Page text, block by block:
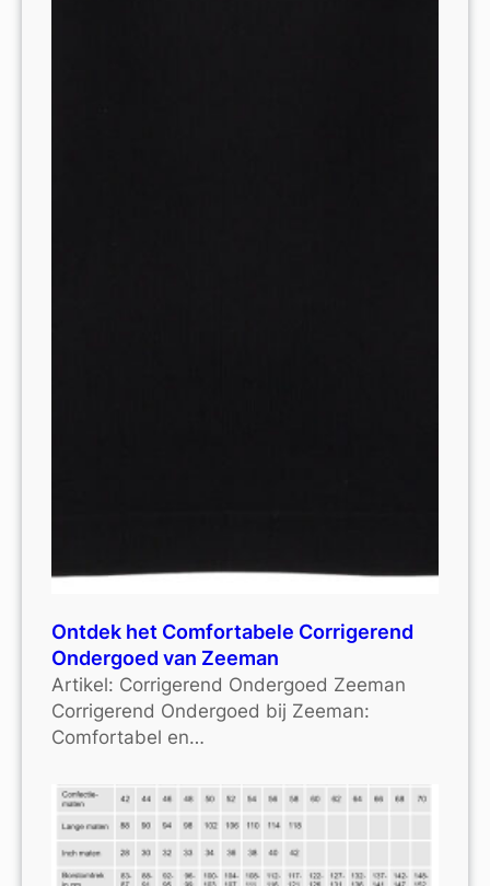
Ontdek het Comfortabele Corrigerend
Ondergoed van Zeeman
Artikel: Corrigerend Ondergoed Zeeman
Corrigerend Ondergoed bij Zeeman:
Comfortabel en…